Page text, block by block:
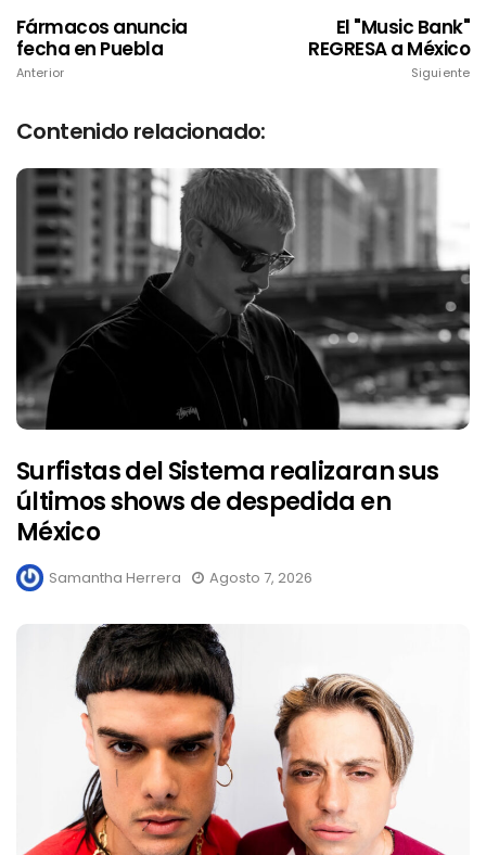
Fármacos anuncia
fecha en Puebla
Anterior
El "Music Bank"
REGRESA a México
Siguiente
Contenido relacionado:
Surfistas del Sistema realizaran sus
últimos shows de despedida en
México
Samantha Herrera Agosto 7, 2026